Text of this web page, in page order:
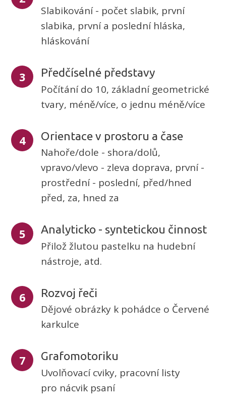
Slabikování - počet slabik, první
slabika, první a poslední hláska,
hláskování
3 Předčíselné představy
Počítání do 10, základní geometrické
tvary, méně/více, o jednu méně/více
4 Orientace v prostoru a čase
Nahoře/dole - shora/dolů,
vpravo/vlevo - zleva doprava, první -
prostřední - poslední, před/hned
před, za, hned za
5 Analyticko - syntetickou činnost
Přilož žlutou pastelku na hudební
nástroje, atd.
6 Rozvoj řeči
Dějové obrázky k pohádce o Červené
karkulce
7 Grafomotoriku
Uvolňovací cviky, pracovní listy
pro nácvik psaní